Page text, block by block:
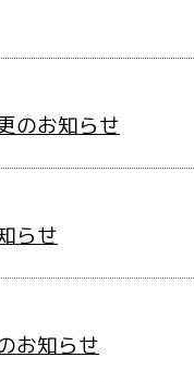
のお知らせ
らせ
お知らせ